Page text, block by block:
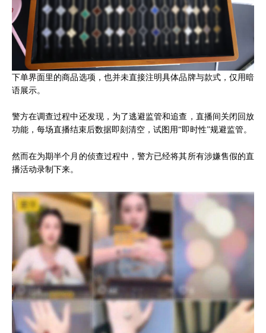
下单界面里的商品选项，也并未直接注明具体品牌与款式，仅用暗
语展示。
警方在调查过程中还发现，为了逃避监管和追查，直播间关闭回放
功能，每场直播结束后数据即刻清空，试图用“即时性”规避监管。
然而在为期半个月的侦查过程中，警方已经将其所有涉嫌售假的直
播活动录制下来。